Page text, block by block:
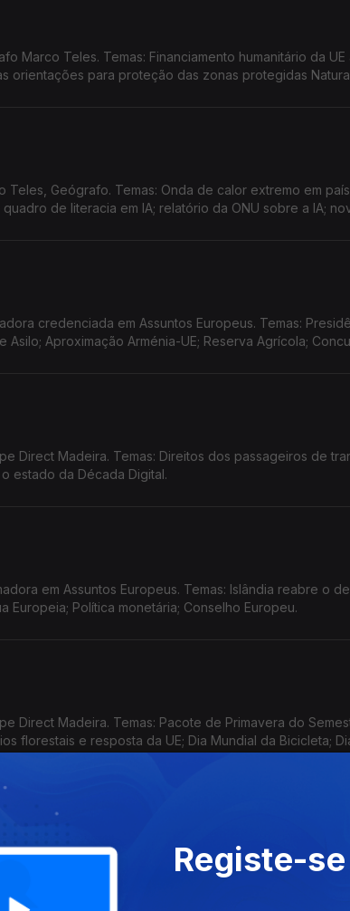
UE à
orientações para proteção das zonas protegidas
Geógrafo. Temas: Onda de calor extremo em
de literacia em IA; relatório da ONU sobre a IA;
credenciada em Assuntos Europeus. Temas:
Aproximação Arménia-UE; Reserva Agrícola;
Direct Madeira. Temas: Direitos dos passageiros de
estado da Década Digital.
em Assuntos Europeus. Temas: Islândia reabre o
Europeia; Política monetária; Conselho Europeu.
Direct Madeira. Temas: Pacote de Primavera do
florestais e resposta da UE; Dia Mundial da Bicicleta;
para o futuro.
credenciada em 'Assuntos Europeus'. Temas: Alerta
Alimentar; Eleições em países da UE; EPSO -
Registe-se